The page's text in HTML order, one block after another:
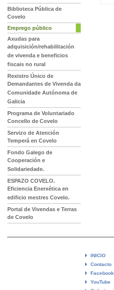
Biblioteca Pública de
Covelo
Emprego público
Axudas para
adquisición/rehabilitación
de vivenda e beneficios
fiscais no rural
Rexistro Único de
Demandantes de Vivenda da
Comunidade Autónoma de
Galicia
Programa de Voluntariado
Concello de Covelo
Servizo de Atención
Temperá en Covelo
Fondo Galego de
Cooperación e
Solidariedade.
ESPAZO COVELO.
Eficiencia Enerxética en
edificio mestres Covelo.
Portal de Vivendas e Terras
de Covelo
INICIO
Contacto
Facebook
YouTube